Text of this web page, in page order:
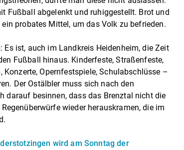
Fußball abgelenkt und ruhiggestellt. Brot und
probates Mittel, um das Volk zu befrieden.
ist, auch im Landkreis Heidenheim, die Zeit
Fußball hinaus. Kinderfeste, Straßenfeste,
Opernfestspiele, Schulabschlüsse –
Der Ostälbler muss sich nach den
darauf besinnen, dass das Brenztal nicht die
wieder herauskramen, die im
wird am Sonntag der